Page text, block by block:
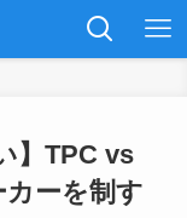
】TPC vs
ーを制す